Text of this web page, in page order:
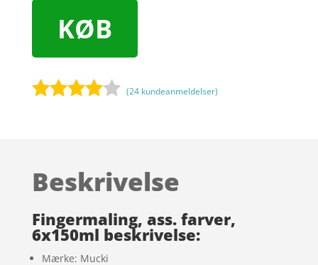
KØB
på
ømmels
er
(24 kundeanmeldelser)
Beskrivelse
Fingermaling, ass. farver,
6x150ml beskrivelse:
Mærke: Mucki